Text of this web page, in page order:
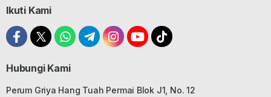
Ikuti Kami
Hubungi Kami
Perum Griya Hang Tuah Permai Blok J1, No. 12